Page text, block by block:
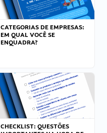
CATEGORIAS DE EMPRESAS:
EM QUAL VOCÊ SE
ENQUADRA?
CHECKLIST: QUESTÕES